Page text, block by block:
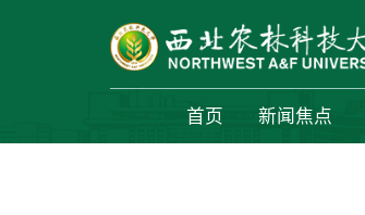
首页 新闻焦点